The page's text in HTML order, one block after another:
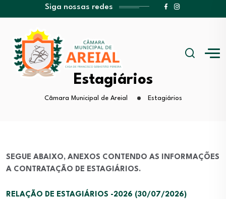
Siga nossas redes
Estagiários
Câmara Municipal de Areial Estagiários
SEGUE ABAIXO, ANEXOS CONTENDO AS INFORMAÇÕES
A CONTRATAÇÃO DE ESTAGIÁRIOS.
RELAÇÃO DE ESTAGIÁRIOS -2026 (30/07/2026)